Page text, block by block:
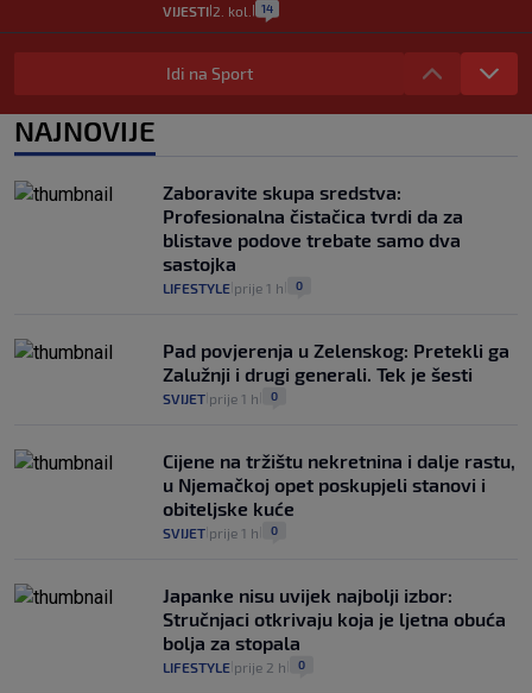
VIJESTI 2. kol. 14
"Kći je otišla na more, a zaboravila
zdravstvenu iskaznicu". Kakva su prava
pacijenata izvan mjesta prebivališta?
1
Plenković na 15 dana ukine mjere: "Ne bi
se dogodilo ništa. Vlada se zaljubila u te
intervencije"
30. srp. 25
Idi na Sport
NAJNOVIJE
Zaboravite skupa sredstva:
Profesionalna čistačica tvrdi da za
blistave podove trebate samo dva
sastojka
LIFESTYLE prije 1 h 0
Pad povjerenja u Zelenskog: Pretekli ga
Zalužnji i drugi generali. Tek je šesti
SVIJET prije 1 h 0
Cijene na tržištu nekretnina i dalje rastu,
u Njemačkoj opet poskupjeli stanovi i
obiteljske kuće
SVIJET prije 1 h 0
Japanke nisu uvijek najbolji izbor:
Stručnjaci otkrivaju koja je ljetna obuća
bolja za stopala
LIFESTYLE prije 2 h 0